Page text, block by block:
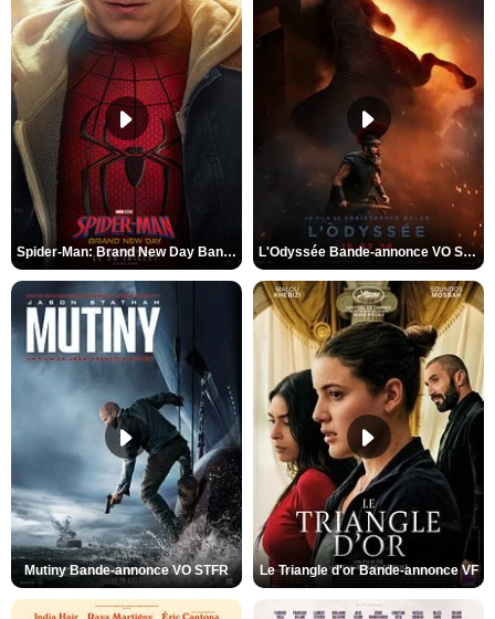
Spider-Man: Brand New Day Bande-annonce VO STFR L'Odyssée Bande-annonce VO STFR
Mutiny Bande-annonce VO STFR Le Triangle d'or Bande-annonce VF